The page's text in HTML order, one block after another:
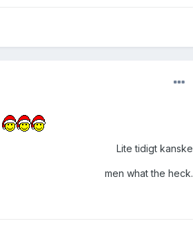
Lite tidigt kanske
men what the heck.